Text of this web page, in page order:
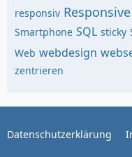
responsiv Responsive
Smartphone SQL sticky
Web webdesign
zentrieren
Datenschutzerklärung